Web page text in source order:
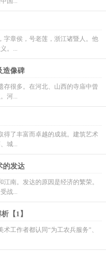
字章侯，号老莲，浙江诸暨人。他
。...
造像碑
存很多。在河北、山西的寺庙中曾
河...
得了丰富而卓越的成就。建筑艺术
城...
的发达
南。发达的原因是经济的繁荣。
战...
【1】
工作者都认同“为工农兵服务”、